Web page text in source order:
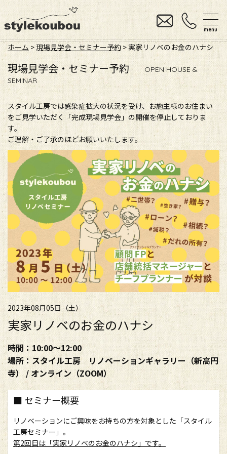
menu
ホーム >現場見学会・セミナー予約 > 実家リノベのお金のハナシ
現場見学会・セミナー予約
OPEN HOUSE &
SEMINAR
スタイル工房では感染症拡大の状況を受け、お施主様のお住まい
をご見学いただく「完成現場見学会」の開催を停止しておりま
す。
ご理解・ご了承のほどお願いいたします。
2023年08月05日（土）
実家リノベのお金のハナシ
時間：10:00～12:00
場所：スタイル工房 リノベーションギャラリー（新高円
寺） / オンライン（ZOOM）
■ セミナー概要
リノベーションにご興味をお持ちの方を対象とした「スタイル
工房セミナー」。
第2回目は「実家リノベのお金のハナシ」です。